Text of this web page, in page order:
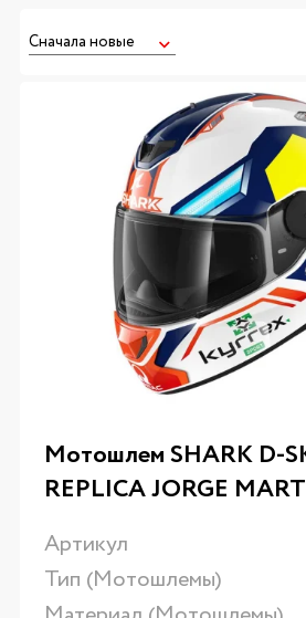
Мотошлем SHARK D-
REPLICA JORGE
Артикул
Тип (Мотошлемы)